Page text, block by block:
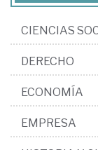
CIENCIAS
DERECHO
ECONOMÍA
EMPRESA